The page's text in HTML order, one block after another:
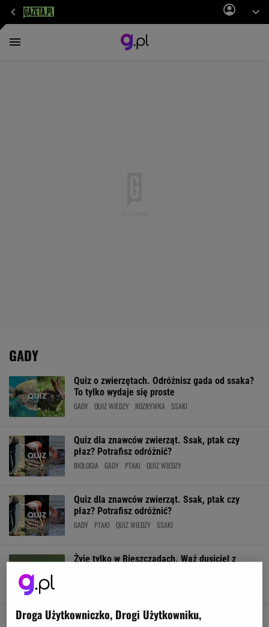
GADY
Quiz o zwierzętach. Odróżnisz gada od ssaka?
To tylko wydaje się proste
GADY QUIZ WIEDZY ROZRYWKA SSAKI
Quiz dla znawców zwierząt. Ssak, ptak czy
płaz? Potrafisz odróżnić?
BIOLOGIA GADY PTAKI QUIZ WIEDZY
Quiz dla znawców zwierząt. Ssak, ptak czy
płaz? Potrafisz odróżnić?
GADY PTAKI QUIZ WIEDZY SSAKI
Żyje tylko w Bieszczadach. Wąż dusiciel z
Myśleli, że wyginął. Po 20 latach znaleźli
Droga Użytkowniczko, Drogi Użytkowniku,